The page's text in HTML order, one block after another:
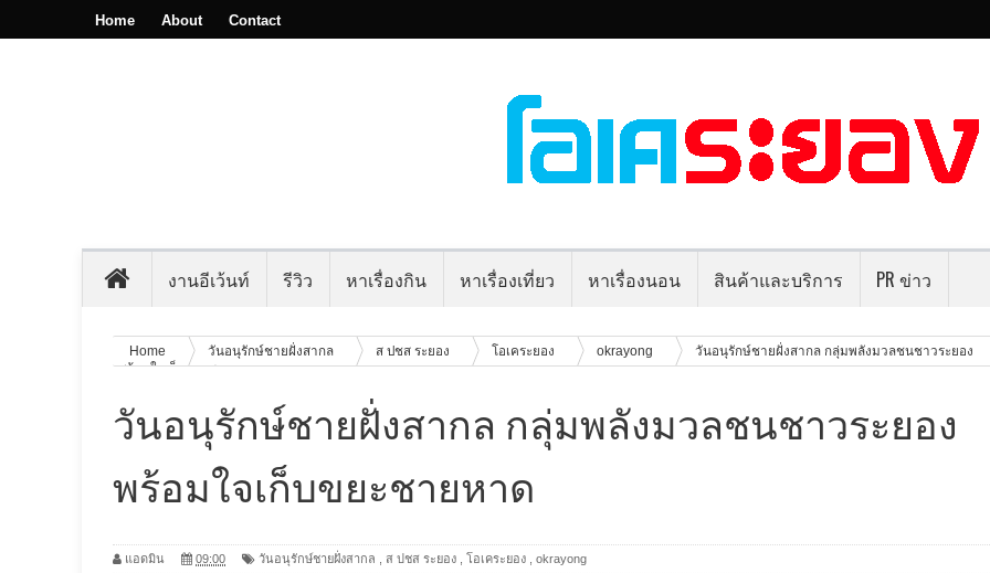
Home About Contact
งานอีเว้นท์ รีวิว หาเรื่องกิน หาเรื่องเที่ยว หาเรื่องนอน สินค้าและบริการ PR ข่าว
Home วันอนุรักษ์ชายฝั่งสากล ส ปชส ระยอง โอเคระยอง okrayong
วันอนุรักษ์ชายฝั่งสากล กลุ่มพลังมวลชนชาวระยอง
พร้อมใจเก็บขยะชายหาด
วันอนุรักษ์ชายฝั่งสากล กลุ่มพลังมวลชนชาวระยอง
พร้อมใจเก็บขยะชายหาด
แอดมิน 09:00 วันอนุรักษ์ชายฝั่งสากล ส ปชส ระยอง โอเคระยอง okrayong